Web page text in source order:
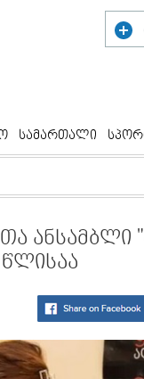
სამართალი
ანსამბლი